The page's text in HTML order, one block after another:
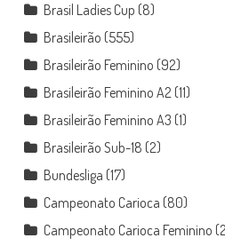
Brasil Ladies Cup (8)
Brasileirão (555)
Brasileirão Feminino (92)
Brasileirão Feminino A2(11)
Brasileirão Feminino A3 (1)
Brasileirão Sub-18 (2)
Bundesliga (17)
Campeonato Carioca (80)
Campeonato Carioca Feminino